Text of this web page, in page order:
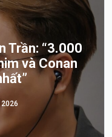
Trần: “3.000
và Conan